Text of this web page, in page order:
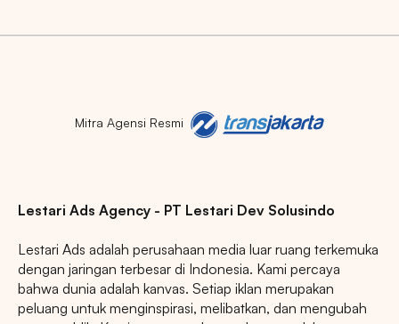
Market populer
Mitra Agensi Resmi
Lestari Ads Agency - PT Lestari Dev Solusindo
Lestari Ads adalah perusahaan media luar ruang terkemuka
dengan jaringan terbesar di Indonesia. Kami percaya
bahwa dunia adalah kanvas. Setiap iklan merupakan
peluang untuk menginspirasi, melibatkan, dan mengubah